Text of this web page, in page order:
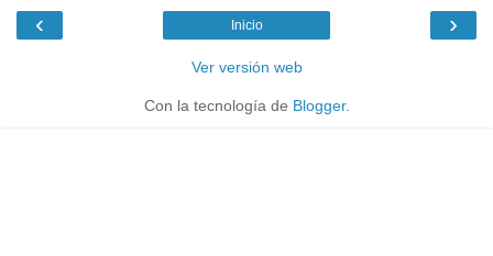
‹ ›
Inicio
Ver versión web
Con la tecnología de Blogger.